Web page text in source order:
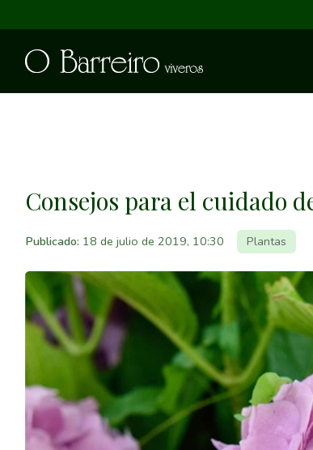
Consejos para el cuidado
Publicado: 18 de julio de 2019, 10:30 Plantas